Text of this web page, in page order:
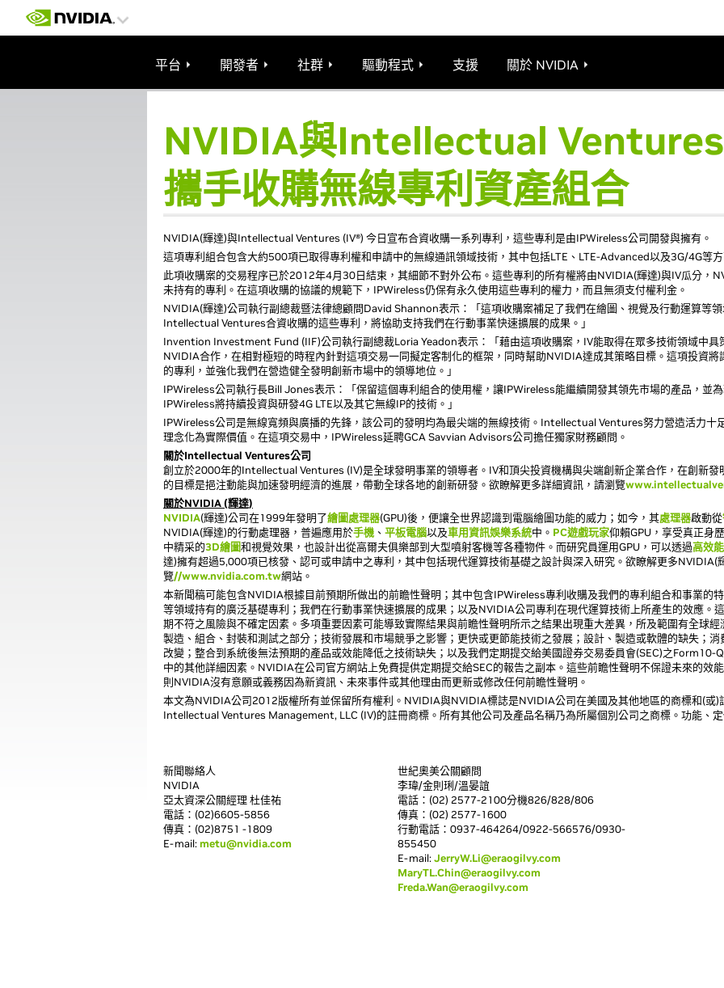
平台 開發者 社群 驅動程式 支援 關於 NVIDIA
NVIDIA與Intellectual Ventures
攜手收購無線專利資產組合
NVIDIA(輝達)與Intellectual Ventures (IV®) 今日宣布合資收購一系列專利，這些專利是由IPWireless公司開發與擁有。
這項專利組合包含大約500項已取得專利權和申請中的無線通訊領域技術，其中包括LTE、LTE-Advanced以及3G/4G等
此項收購案的交易程序已於2012年4月30日結束，其細節不對外公布。這些專利的所有權將由NVIDIA(輝達)與IV瓜分，
未持有的專利。在這項收購的協議的規範下，IPWireless仍保有永久使用這些專利的權力，而且無須支付權利金。
NVIDIA(輝達)公司執行副總裁暨法律總顧問David Shannon表示：「這項收購案補足了我們在繪圖、視覺及行動運算等
Intellectual Ventures合資收購的這些專利，將協助支持我們在行動事業快速擴展的成果。」
Invention Investment Fund (IIF)公司執行副總裁Loria Yeadon表示：「藉由這項收購案，IV能取得在眾多技術領域中具
NVIDIA合作，在相對極短的時程內針對這項交易一同擬定客制化的框架，同時幫助NVIDIA達成其策略目標。這項投資
的專利，並強化我們在營造健全發明創新市場中的領導地位。」
IPWireless公司執行長Bill Jones表示：「保留這個專利組合的使用權，讓IPWireless能繼續開發其領先市場的產品，並
IPWireless將持續投資與研發4G LTE以及其它無線IP的技術。」
IPWireless公司是無線寬頻與廣播的先鋒，該公司的發明均為最尖端的無線技術。Intellectual Ventures努力營造活力十
理念化為實際價值。在這項交易中，IPWireless延聘GCA Savvian Advisors公司擔任獨家財務顧問。
關於Intellectual Ventures公司
創立於2000年的Intellectual Ventures (IV)是全球發明事業的領導者。IV和頂尖投資機構與尖端創新企業合作，在創新發
的目標是挹注動能與加速發明經濟的進展，帶動全球各地的創新研發。欲瞭解更多詳細資訊，請瀏覽
關於NVIDIA (輝達)
NVIDIA(輝達)公司在1999年發明了繪圖處理器(GPU)後，便讓全世界認識到電腦繪圖功能的威力；如今，其處理器啟動從
NVIDIA(輝達)的行動處理器，普遍應用於手機 、 平板電腦以及車用資訊娛樂系統中。 PC遊戲玩家仰賴GPU，享受真正身
中精采的3D繪圖和視覺效果，也設計出從高爾夫俱樂部到大型噴射客機等各種物件。而研究員運用GPU，可以透過高效
達)擁有超過5,000項已核發、認可或申請中之專利，其中包括現代運算技術基礎之設計與深入研究。欲瞭解更多NVIDIA(
覽//www.nvidia.com.tw網站。
本新聞稿可能包含NVIDIA根據目前預期所做出的前瞻性聲明；其中包含IPWireless專利收購及我們的專利組合和事業的
等領域持有的廣泛基礎專利；我們在行動事業快速擴展的成果；以及NVIDIA公司專利在現代運算技術上所產生的效應。
期不符之風險與不確定因素。多項重要因素可能導致實際結果與前瞻性聲明所示之結果出現重大差異，所及範圍有全球
製造、組合、封裝和測試之部分；技術發展和市場競爭之影響；更快或更節能技術之發展；設計、製造或軟體的缺失；
改變；整合到系統後無法預期的產品或效能降低之技術缺失；以及我們定期提交給美國證券交易委員會(SEC)之
中的其他詳細因素。NVIDIA在公司官方網站上免費提供定期提交給SEC的報告之副本。這些前瞻性聲明不保證未來的效
則NVIDIA沒有意願或義務因為新資訊、未來事件或其他理由而更新或修改任何前瞻性聲明。
本文為NVIDIA公司2012版權所有並保留所有權利。NVIDIA與NVIDIA標誌是NVIDIA公司在美國及其他地區的商標和(
Intellectual Ventures Management, LLC (IV)的註冊商標。所有其他公司及產品名稱乃為所屬個別公司之商標。功能、
新聞聯絡人
NVIDIA
亞太資深公關經理 杜佳祐
電話：(02)6605-5856
傳真：(02)8751 -1809
E-mail:metu@nvidia.com
世紀奧美公關顧問
李瑋/金則琍/溫晏誼
電話：(02) 2577-2100分機826/828/806
傳真：(02) 2577-1600
行動電話：0937-464264/0922-566576/0930-
855450
E-mail:JerryW.Li@eraogilvy.com
MaryTL.Chin@eraogilvy.com
Freda.Wan@eraogilvy.com